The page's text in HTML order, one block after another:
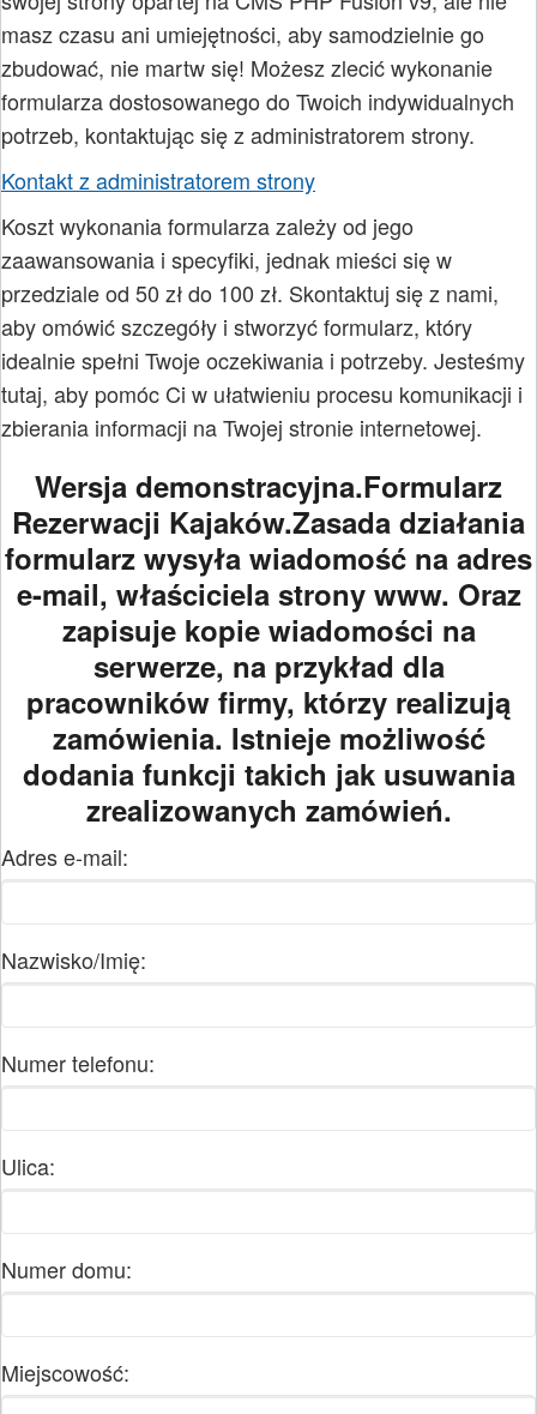
masz czasu ani umiejętności, aby samodzielnie go
zbudować, nie martw się! Możesz zlecić wykonanie
formularza dostosowanego do Twoich indywidualnych
potrzeb, kontaktując się z administratorem strony.
Kontakt z administratorem strony
Koszt wykonania formularza zależy od jego
zaawansowania i specyfiki, jednak mieści się w
przedziale od 50 zł do 100 zł. Skontaktuj się z nami,
aby omówić szczegóły i stworzyć formularz, który
idealnie spełni Twoje oczekiwania i potrzeby. Jesteśmy
tutaj, aby pomóc Ci w ułatwieniu procesu komunikacji i
zbierania informacji na Twojej stronie internetowej.
Wersja demonstracyjna.Formularz
Rezerwacji Kajaków.Zasada działania
formularz wysyła wiadomość na adres
e-mail, właściciela strony www. Oraz
zapisuje kopie wiadomości na
serwerze, na przykład dla
pracowników firmy, którzy realizują
zamówienia. Istnieje możliwość
dodania funkcji takich jak usuwania
zrealizowanych zamówień.
Adres e-mail:
Nazwisko/Imię:
Numer telefonu:
Ulica:
Numer domu:
Miejscowość: